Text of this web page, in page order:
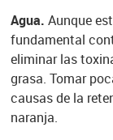
Agua. Aunque
fundamental
eliminar las
grasa. Tomar
causas de la
naranja.